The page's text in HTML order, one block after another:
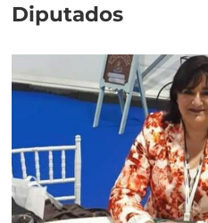
Diputados